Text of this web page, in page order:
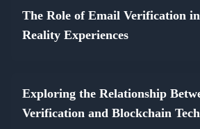
The Role of Email Verification
Reality Experiences
Exploring the Relationship
Verification and Blockchain